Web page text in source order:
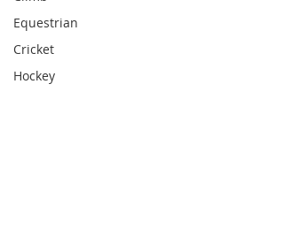
Equestrian
Cricket
Hockey